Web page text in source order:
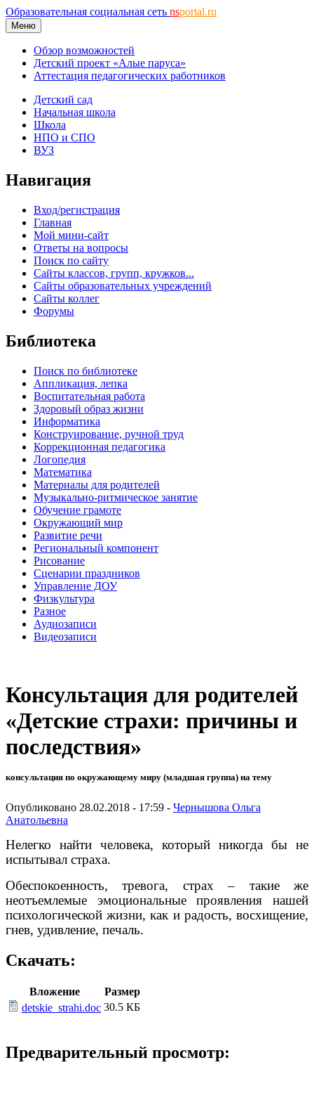
Образовательная социальная сеть nsportal.ru
Меню
Обзор возможностей
Детский проект «Алые паруса»
Аттестация педагогических работников
Детский сад
Начальная школа
Школа
НПО и СПО
ВУЗ
Навигация
Вход/регистрация
Главная
Мой мини-сайт
Ответы на вопросы
Поиск по сайту
Сайты классов, групп, кружков...
Сайты образовательных учреждений
Сайты коллег
Форумы
Библиотека
Поиск по библиотеке
Аппликация, лепка
Воспитательная работа
Здоровый образ жизни
Информатика
Конструирование, ручной труд
Коррекционная педагогика
Логопедия
Математика
Материалы для родителей
Музыкально-ритмическое занятие
Обучение грамоте
Окружающий мир
Развитие речи
Региональный компонент
Рисование
Сценарии праздников
Управление ДОУ
Физкультура
Разное
Аудиозаписи
Видеозаписи
Консультация для родителей
«Детские страхи: причины и
последствия»
консультация по окружающему миру (младшая группа) на тему
Опубликовано 28.02.2018 - 17:59 - Чернышова Ольга
Анатольевна
Нелегко найти человека, который никогда бы не
испытывал страха.
Обеспокоенность, тревога, страх – такие же
неотъемлемые эмоциональные проявления нашей
психологической жизни, как и радость, восхищение,
гнев, удивление, печаль.
Скачать:
Вложение
Размер
detskie_strahi.doc 30.5 КБ
Предварительный просмотр: